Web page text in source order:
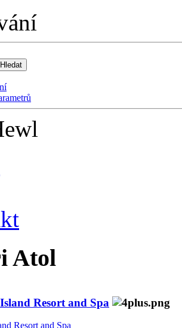
Atol
Resort and Spa